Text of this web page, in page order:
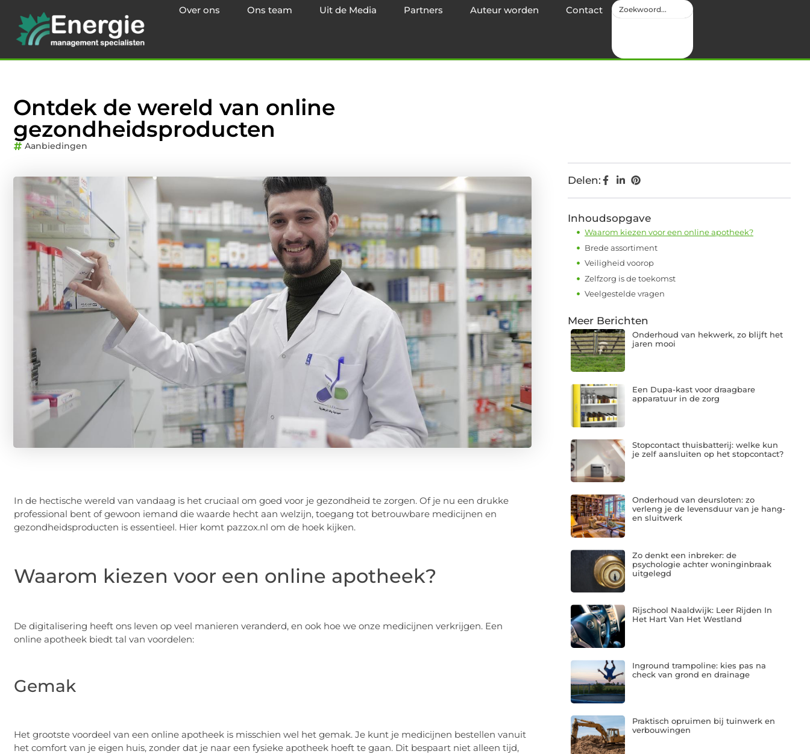
Over ons Ons team Uit de Media Partners Auteur worden Contact
Ontdek de wereld van online
gezondheidsproducten
Aanbiedingen
In de hectische wereld van vandaag is het cruciaal om goed voor je gezondheid te zorgen. Of je nu een drukke
professional bent of gewoon iemand die waarde hecht aan welzijn, toegang tot betrouwbare medicijnen en
gezondheidsproducten is essentieel. Hier komt pazzox.nl om de hoek kijken.
Waarom kiezen voor een online apotheek?
De digitalisering heeft ons leven op veel manieren veranderd, en ook hoe we onze medicijnen verkrijgen. Een
online apotheek biedt tal van voordelen:
Gemak
Het grootste voordeel van een online apotheek is misschien wel het gemak. Je kunt je medicijnen bestellen vanuit
het comfort van je eigen huis, zonder dat je naar een fysieke apotheek hoeft te gaan. Dit bespaart niet alleen tijd,
Delen:
Inhoudsopgave
Waarom kiezen voor een online apotheek?
Brede assortiment
Veiligheid voorop
Zelfzorg is de toekomst
Veelgestelde vragen
Meer Berichten
Onderhoud van hekwerk, zo blijft het
jaren mooi
Een Dupa-kast voor draagbare
apparatuur in de zorg
Stopcontact thuisbatterij: welke kun
je zelf aansluiten op het stopcontact?
Onderhoud van deursloten: zo
verleng je de levensduur van je hang-
en sluitwerk
Zo denkt een inbreker: de
psychologie achter woninginbraak
uitgelegd
Rijschool Naaldwijk: Leer Rijden In
Het Hart Van Het Westland
Inground trampoline: kies pas na
check van grond en drainage
Praktisch opruimen bij tuinwerk en
verbouwingen